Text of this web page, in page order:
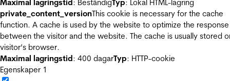
Maximal lagringstid: BeständigTyp: Lokal HTML-lagring
private_content_versionThis cookie is necessary for the cache
function. A cache is used by the website to optimize the
between the visitor and the website. The cache is usually stored
visitor’s browser.
Maximal lagringstid: 400 dagarTyp: HTTP-cookie
Egenskaper 1